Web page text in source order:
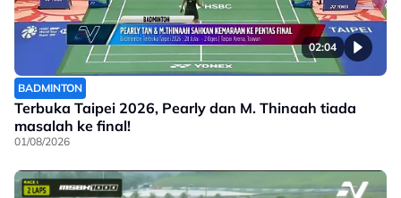
02:04
BADMINTON
Terbuka Taipei 2026, Pearly dan M. Thinaah tiada
masalah ke final!
01/08/2026